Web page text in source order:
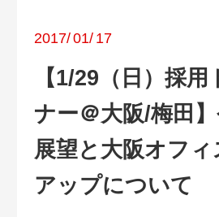
2017/01/ 17
【1/29（日）採用
ナー＠大阪/梅田
展望と大阪オフィ
アップについて